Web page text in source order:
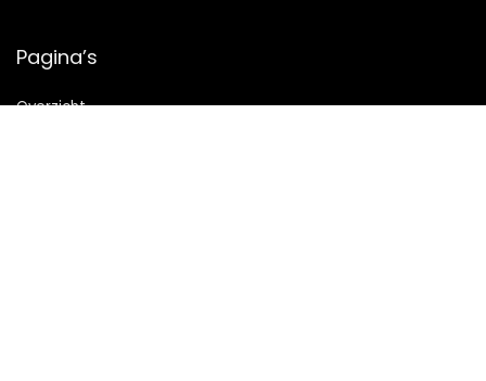
Pagina’s
Overzicht